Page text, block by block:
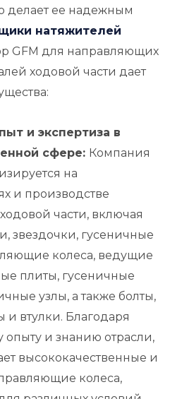
делает ее надежным
натяжителей
GFM для направляющих
ходовой части дает
и экспертиза в
сфере: Компания
на
и производстве
части, включая
звездочки, гусеничные
колеса, ведущие
плиты, гусеничные
узлы, а также болты,
и втулки. Благодаря
опыту и знанию отрасли,
высококачественные и
колеса,